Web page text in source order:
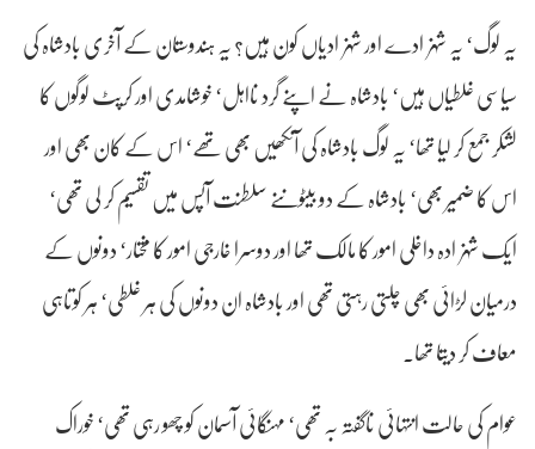
یہ لوگ‘ یہ شہزادے اور شہزادیاں کون ہیں؟ یہ ہندوستان کے آخری بادشاہ کی
سیاسی غلطیاں ہیں‘ بادشاہ نے اپنے گرد نااہل‘ خوشامدی اور کرپٹ لوگوں کا
لشکر جمع کر لیا تھا‘ یہ لوگ بادشاہ کی آنکھیں بھی تھے‘ اس کے کان بھی اور
اس کا ضمیر بھی‘ بادشاہ کے دو بیٹوںنے سلطنت آپس میں تقسیم کر لی تھی‘
ایک شہزادہ داخلی امور کا مالک تھا اور دوسرا خارجی امور کا مختار‘ دونوں کے
درمیان لڑائی بھی چلتی رہتی تھی اور بادشاہ ان دونوں کی ہر غلطی‘ ہر کوتاہی
معاف کر دیتا تھا۔
عوام کی حالت انتہائی ناگفتہ بہ تھی‘ مہنگائی آسمان کو چھو رہی تھی‘ خوراک